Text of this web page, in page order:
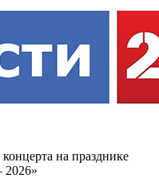
на празднике
2026»